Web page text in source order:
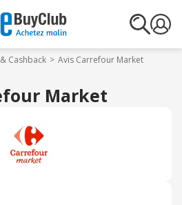
Cashback Avis Carrefour Market
Market